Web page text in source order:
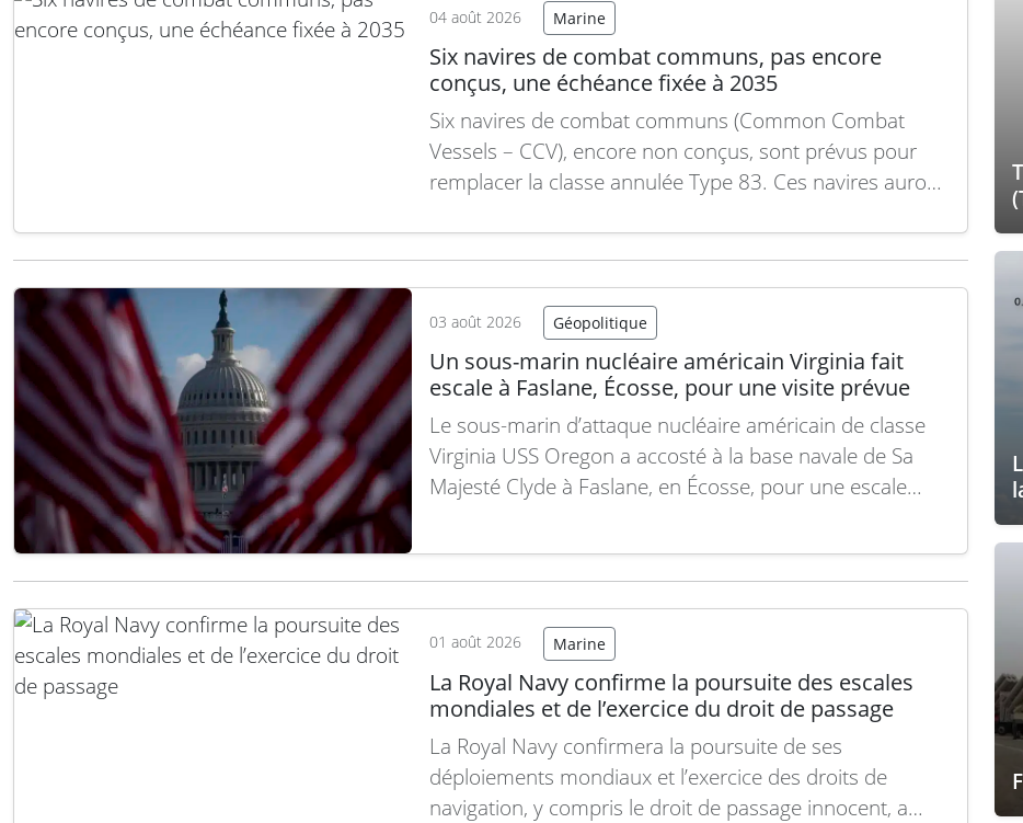
04 août 2026 Marine
Six navires de combat communs, pas encore
conçus, une échéance fixée à 2035
Six navires de combat communs (Common Combat
Vessels – CCV), encore non conçus, sont prévus pour
remplacer la classe annulée Type 83. Ces navires auront
commandement pour quatre nouvelles classes de
L’ensemble de ce programme doit être…
03 août 2026 Géopolitique
Un sous-marin nucléaire américain Virginia fait
escale à Faslane, Écosse, pour une visite prévue
Le sous-marin d’attaque nucléaire américain de classe
Virginia USS Oregon a accosté à la base navale de Sa
Majesté Clyde à Faslane, en Écosse, pour une escale
américaines en Europe et en Afrique. Cette visite s’inscrit
dans le cadre du…Lire la suite
01 août 2026 Marine
La Royal Navy confirme la poursuite des escales
mondiales et de l’exercice du droit de passage
La Royal Navy confirmera la poursuite de ses
déploiements mondiaux et l’exercice des droits de
navigation, y compris le droit de passage innocent, a